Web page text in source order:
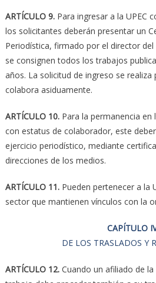
ARTÍCULO 9.Para ingresar a la UPEC
los solicitantes deberán presentar un
Periodística, firmado por el director
se consignen todos los trabajos
años. La solicitud de ingreso se
colabora asiduamente.
ARTÍCULO 10.Para la permanencia en
con estatus de colaborador, este
ejercicio periodístico, mediante
direcciones de los medios.
ARTÍCULO 11.Pueden pertenecer a la
sector que mantienen vínculos con la
CAPÍTULO
DE LOS TRASLADOS Y
ARTÍCULO 12.Cuando un afiliado de la